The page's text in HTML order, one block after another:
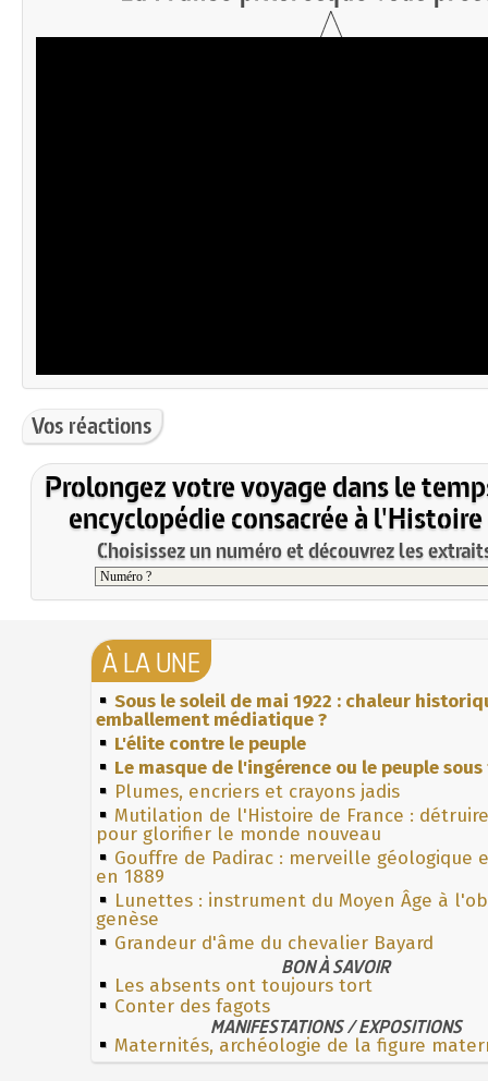
Vos réactions
Prolongez votre voyage dans le
encyclopédie consacrée à l'Histoire
Choisissez un numéro et découvrez les
À LA UNE
Sous le soleil de mai 1922 : chaleur
emballement médiatique ?
L'élite contre le peuple
Le masque de l'ingérence ou le peuple
Plumes, encriers et crayons jadis
Mutilation de l'Histoire de France :
pour glorifier le monde nouveau
Gouffre de Padirac : merveille géologique
en 1889
Lunettes : instrument du Moyen Âge à
genèse
Grandeur d'âme du chevalier Bayard
BON À SAVOIR
Les absents ont toujours tort
Conter des fagots
MANIFESTATIONS / EXPOSITIONS
Maternités, archéologie de la figure